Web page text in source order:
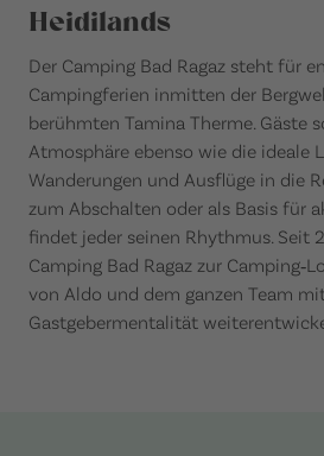
Heidilands
Der Camping Bad Ragaz steht für
Campingferien inmitten der
berühmten Tamina Therme. Gäste
Atmosphäre ebenso wie die ideale
Wanderungen und Ausflüge in die
zum Abschalten oder als Basis für
findet jeder seinen Rhythmus. Seit
Camping Bad Ragaz zur
von Aldo und dem ganzen Team
Gastgebermentalität